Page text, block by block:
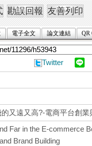
電子全文 論文連結 QR
Twitter
又遠又高?-電商平台創業
Far in the E-commerce
Brand Building